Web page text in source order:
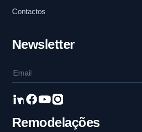
Contactos
Newsletter
Remodelações